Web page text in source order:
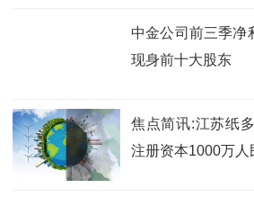
中金公司前三季净
现身前十大股东
焦点简讯:江苏纸
注册资本1000万人